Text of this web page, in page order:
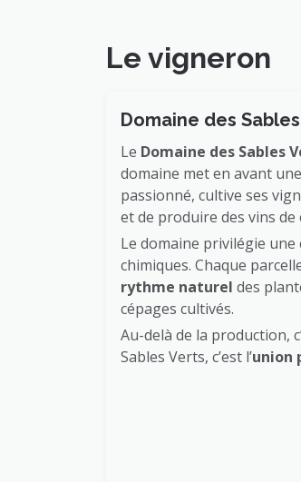
Le vigneron
Domaine des
Le Domaine des Sables
domaine met en avant
passionné, cultive ses
et de produire des vins de
Le domaine privilégie une
chimiques. Chaque
rythme naturel des
cépages cultivés.
Au-delà de la production,
Sables Verts, c’est l’union